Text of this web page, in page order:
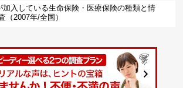
加入している生命保険・医療保険の種類と情
（2007年/全国）